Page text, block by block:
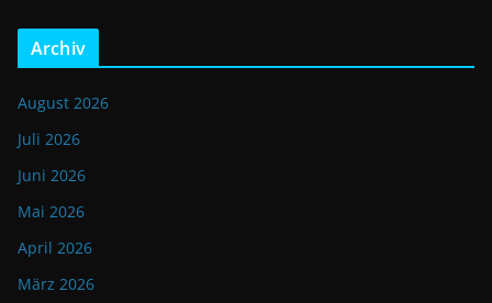
Archiv
August 2026
Juli 2026
Juni 2026
Mai 2026
April 2026
März 2026